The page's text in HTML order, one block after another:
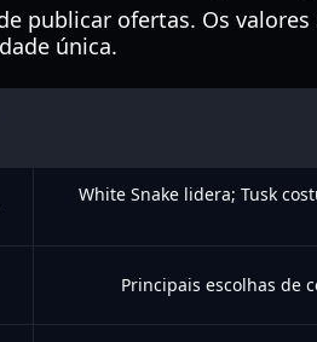
publicar ofertas. Os
única.
White Snake lidera; Tusk
Principais escolhas de